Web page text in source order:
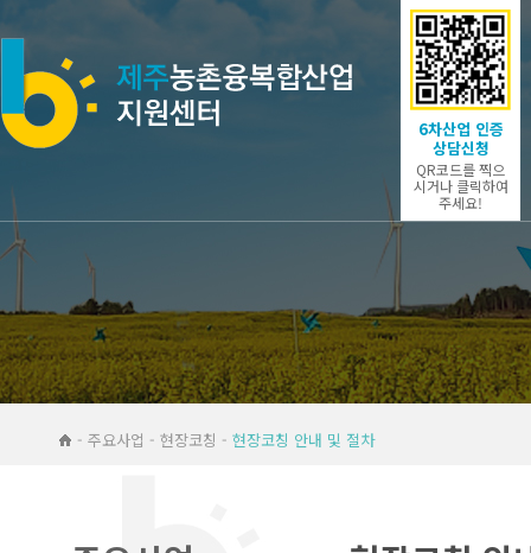
6차산업 인증
상담신청
QR코드를 찍으
시거나 클릭하여
주세요!
- 주요사업 - 현장코칭 - 현장코칭 안내 및 절차